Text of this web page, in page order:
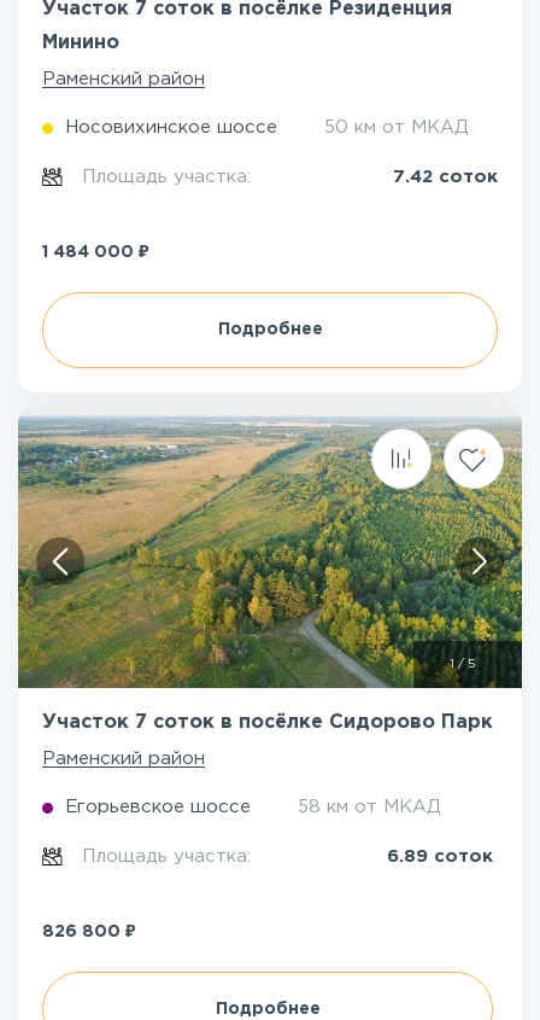
Участок 7 соток в посёлке Резиденция
Минино
Раменский район
Носовихинское шоссе 50 км от МКАД
Площадь участка: 7.42 соток
1 484 000 ₽
Подробнее
1 / 5
Участок 7 соток в посёлке Сидорово Парк
Раменский район
Егорьевское шоссе 58 км от МКАД
Площадь участка: 6.89 соток
826 800 ₽
Подробнее